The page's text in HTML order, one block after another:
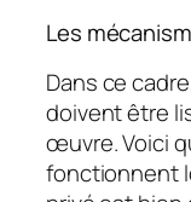
Les
Dans ce
doivent être
œuvre. Voici
fonctionnent